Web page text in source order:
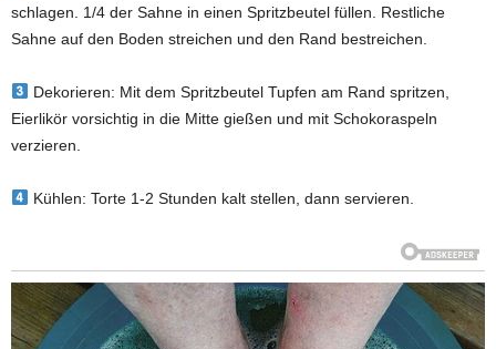
schlagen. 1/4 der Sahne in einen Spritzbeutel füllen. Restliche
Sahne auf den Boden streichen und den Rand bestreichen.
Dekorieren: Mit dem Spritzbeutel Tupfen am Rand spritzen,
Eierlikör vorsichtig in die Mitte gießen und mit Schokoraspeln
verzieren.
Kühlen: Torte 1-2 Stunden kalt stellen, dann servieren.